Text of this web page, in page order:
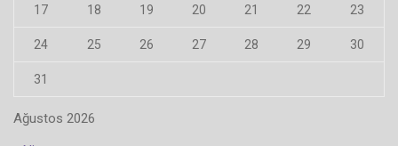
Ağustos 2026
17 18 19 20 21 22 23
24 25 26 27 28 29 30
31